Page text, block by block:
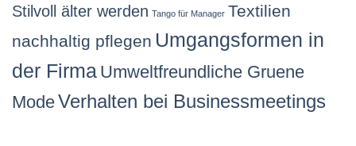
Stilvoll älter werden Tango für Manager Textilien
nachhaltig pflegen Umgangsformen in
der Firma Umweltfreundliche Gruene
ModeVerhalten bei Businessmeetings